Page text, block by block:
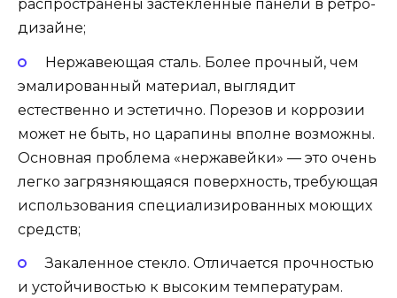
распространены застекленные панели в ретро-
дизайне;
Нержавеющая сталь. Более прочный, чем
эмалированный материал, выглядит
естественно и эстетично. Порезов и коррозии
может не быть, но царапины вполне возможны.
Основная проблема «нержавейки» — это очень
легко загрязняющаяся поверхность, требующая
использования специализированных моющих
средств;
Закаленное стекло. Отличается прочностью
и устойчивостью к высоким температурам.